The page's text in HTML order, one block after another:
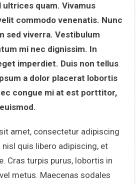
ultrices quam. Vivamus
commodo venenatis. Nunc
sed viverra. Vestibulum
mi nec dignissim. In
imperdiet. Duis non tellus
a dolor placerat lobortis
congue mi at est porttitor,
amet, consectetur adipiscing
quis libero adipiscing, et
Cras turpis purus, lobortis in
metus. Maecenas sodales